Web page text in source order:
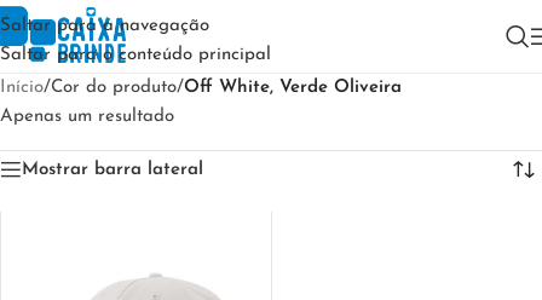
Saltar para a navegação
Saltar para o conteúdo principal
Início/Cor do produto/Off White, Verde Oliveira
Apenas um resultado
Mostrar barra lateral